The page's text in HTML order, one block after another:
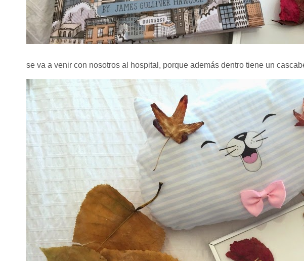
se va a venir con nosotros al hospital, porque además dentro tiene un